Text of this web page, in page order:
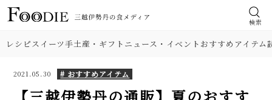
検索
レシピスイーツ手土産・ギフト ニュース・イベントおすすめアイテム
2021.05.30 # おすすめアイテム